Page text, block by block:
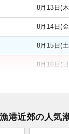
8月13日(
8月14日(
8月15日(
8月16日(
港近郊の人気